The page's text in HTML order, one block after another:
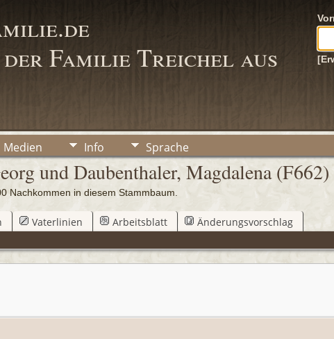
Familie Treichel aus
Medien Info Sprache
und Daubenthaler, Magdalena (F662)
Nachkommen in diesem Stammbaum.
Vaterlinien Arbeitsblatt Änderungsvorschlag